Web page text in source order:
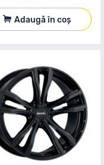
Adaugă în coș